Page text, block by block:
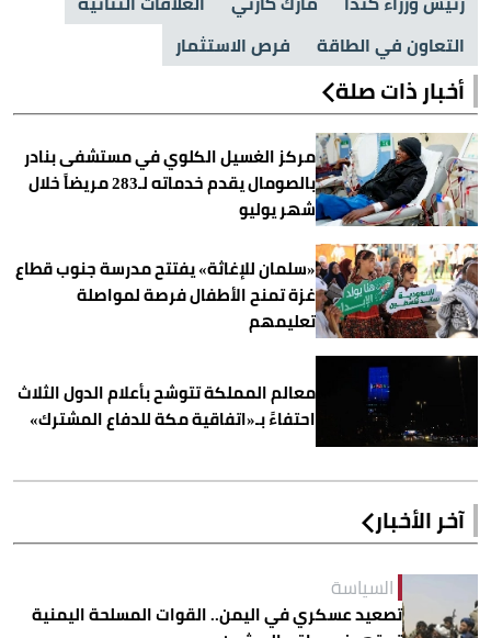
التعاون في الطاقة
فرص الاستثمار
أخبار ذات صلة
مركز الغسيل الكلوي في مستشفى بنادر
بالصومال يقدم خدماته لـ283 مريضاً خلال
شهر يوليو
«سلمان للإغاثة» يفتتح مدرسة جنوب قطاع
غزة تمنح الأطفال فرصة لمواصلة
تعليمهم
معالم المملكة تتوشح بأعلام الدول الثلاث
احتفاءً بـ«اتفاقية مكة للدفاع المشترك»
آخر الأخبار
السياسة
تصعيد عسكري في اليمن.. القوات المسلحة اليمنية